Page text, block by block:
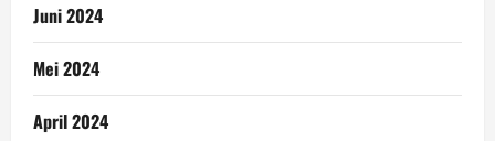
Juni 2024
Mei 2024
April 2024